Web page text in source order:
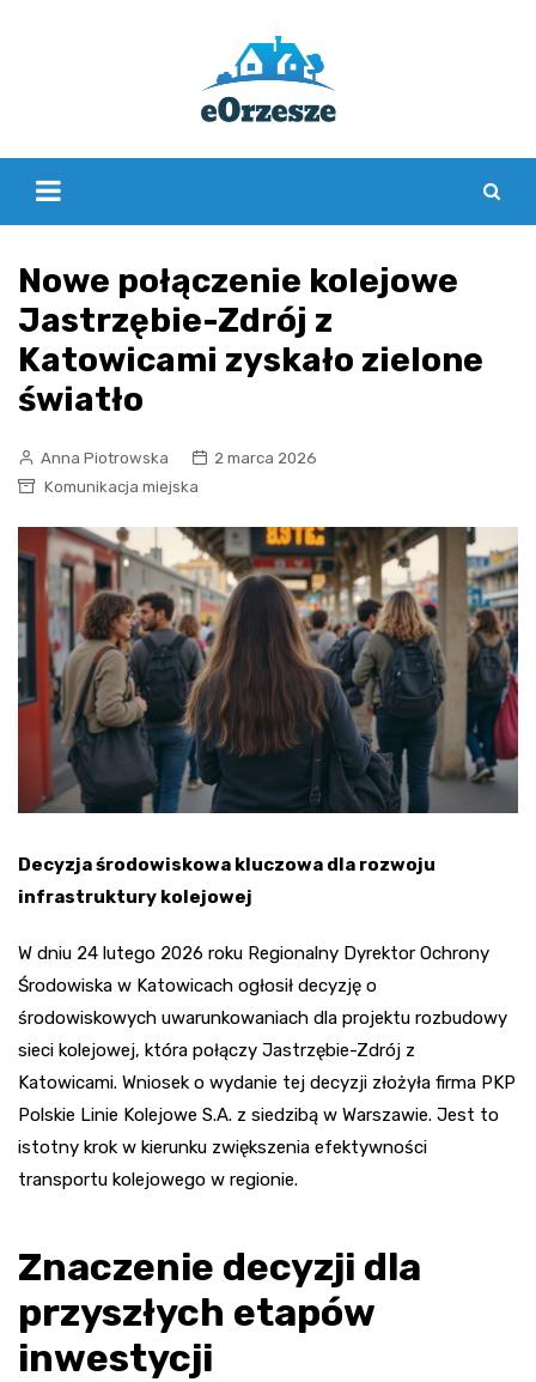
Nowe połączenie kolejowe
Jastrzębie-Zdrój z
Katowicami zyskało zielone
światło
Anna Piotrowska
2 marca 2026
Komunikacja miejska
Decyzja środowiskowa kluczowa dla rozwoju
infrastruktury kolejowej
W dniu 24 lutego 2026 roku Regionalny Dyrektor Ochrony
Środowiska w Katowicach ogłosił decyzję o
środowiskowych uwarunkowaniach dla projektu rozbudowy
sieci kolejowej, która połączy Jastrzębie-Zdrój z
Katowicami. Wniosek o wydanie tej decyzji złożyła firma PKP
Polskie Linie Kolejowe S.A. z siedzibą w Warszawie. Jest to
istotny krok w kierunku zwiększenia efektywności
transportu kolejowego w regionie.
Znaczenie decyzji dla
przyszłych etapów
inwestycji